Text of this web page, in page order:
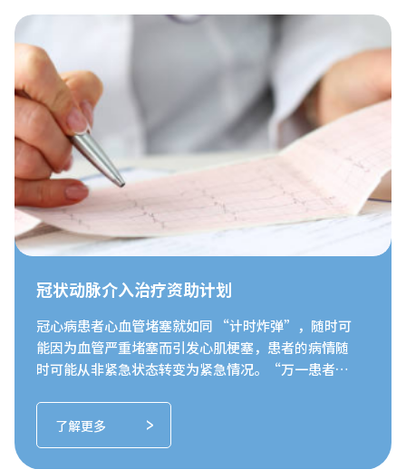
冠状动脉介入治疗资助计划
冠心病患者心血管堵塞就如同 “计时炸弹”，随时可
能因为血管严重堵塞而引发心肌梗塞，患者的病情随
时可能从非紧急状态转变为紧急情况。“万一患者发
变得复杂，患者要承受更大的风险，甚至可能猝
了解更多